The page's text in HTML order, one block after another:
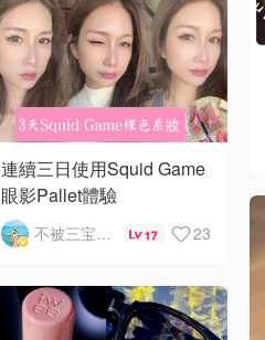
連續三日使用Squid Game
眼影Pallet體驗
不被三宝耽误的妈 17 23